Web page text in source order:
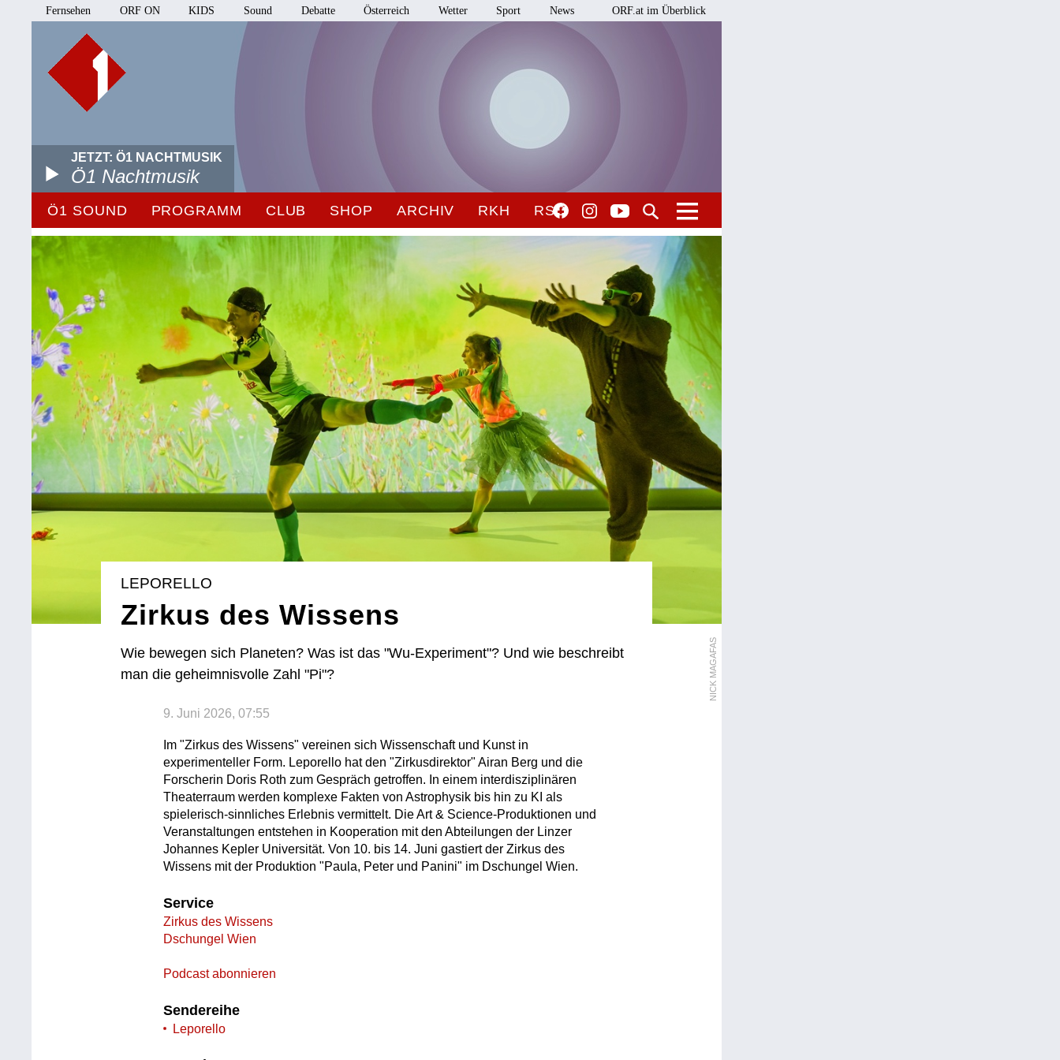
Fernsehen ORF ON KIDS Sound Debatte Österreich Wetter Sport News ORF.at im Überblick
JETZT: Ö1 NACHTMUSIK
Ö1 Nachtmusik
Ö1 SOUND PROGRAMM CLUB SHOP ARCHIV RKH RSO
NICK MAGAFAS
LEPORELLO
Zirkus des Wissens
Wie bewegen sich Planeten? Was ist das "Wu-Experiment"? Und wie beschreibt
man die geheimnisvolle Zahl "Pi"?
9. Juni 2026, 07:55
Im "Zirkus des Wissens" vereinen sich Wissenschaft und Kunst in
experimenteller Form. Leporello hat den "Zirkusdirektor" Airan Berg und die
Forscherin Doris Roth zum Gespräch getroffen. In einem interdisziplinären
Theaterraum werden komplexe Fakten von Astrophysik bis hin zu KI als
spielerisch-sinnliches Erlebnis vermittelt. Die Art & Science-Produktionen und
Veranstaltungen entstehen in Kooperation mit den Abteilungen der Linzer
Johannes Kepler Universität. Von 10. bis 14. Juni gastiert der Zirkus des
Wissens mit der Produktion "Paula, Peter und Panini" im Dschungel Wien.
Service
Zirkus des Wissens
Dschungel Wien
Podcast abonnieren
Sendereihe
Leporello